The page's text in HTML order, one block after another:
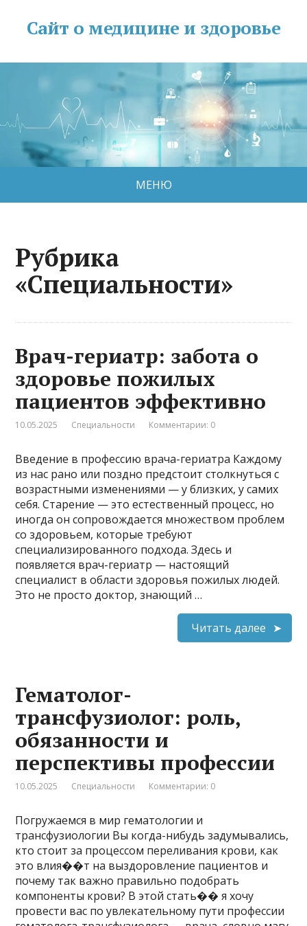
Сайт о медицине и здоровье
МЕНЮ
Рубрика
«Специальности»
Врач-гериатр: забота о
здоровье пожилых
пациентов эффективно
10.05.2025 Специальности Комментарии: 0
Введение в профессию врача-гериатра Каждому
из нас рано или поздно предстоит столкнуться с
возрастными изменениями — у близких, у самих
себя. Старение — это естественный процесс, но
иногда он сопровождается множеством проблем
со здоровьем, которые требуют
специализированного подхода. Здесь и
появляется врач-гериатр — настоящий
специалист в области здоровья пожилых людей.
Это не просто доктор, знающий …
Читать далее
Гематолог-
трансфузиолог: роль,
обязанности и
перспективы профессии
10.05.2025 Специальности Комментарии: 0
Погружаемся в мир гематологии и
трансфузиологии Вы когда-нибудь задумывались,
кто стоит за процессом переливания крови, как
это влия��т на выздоровление пациентов и
почему так важно правильно подобрать
компоненты крови? В этой стать�� я хочу
провести вас по увлекательному пути профессии